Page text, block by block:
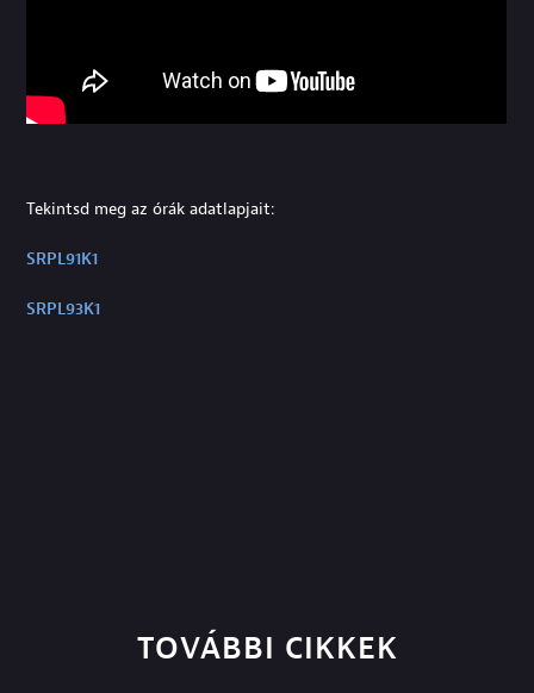
Tekintsd meg az órák adatlapjait:
SRPL91K1
SRPL93K1
TOVÁBBI CIKKEK